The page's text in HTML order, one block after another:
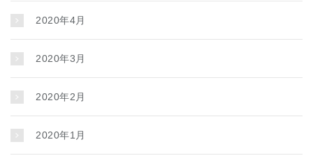
2020年4月
2020年3月
2020年2月
2020年1月